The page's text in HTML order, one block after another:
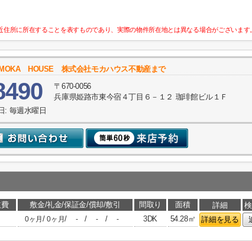
所に所在することを表すものであり、実際の物件所在地とは異なる場合がございます。
MOKA HOUSE 株式会社モカハウス不動産まで
〒670-0056
兵庫県姫路市東今宿４丁目６－１２ 珈琲館ビル１Ｆ
: 毎週水曜日
敷金/礼金/保証金/償却/敷引 間取り 面積 詳細
0ヶ月/0ヶ月/ - / - / - 3DK 54.28㎡ 詳細を見る